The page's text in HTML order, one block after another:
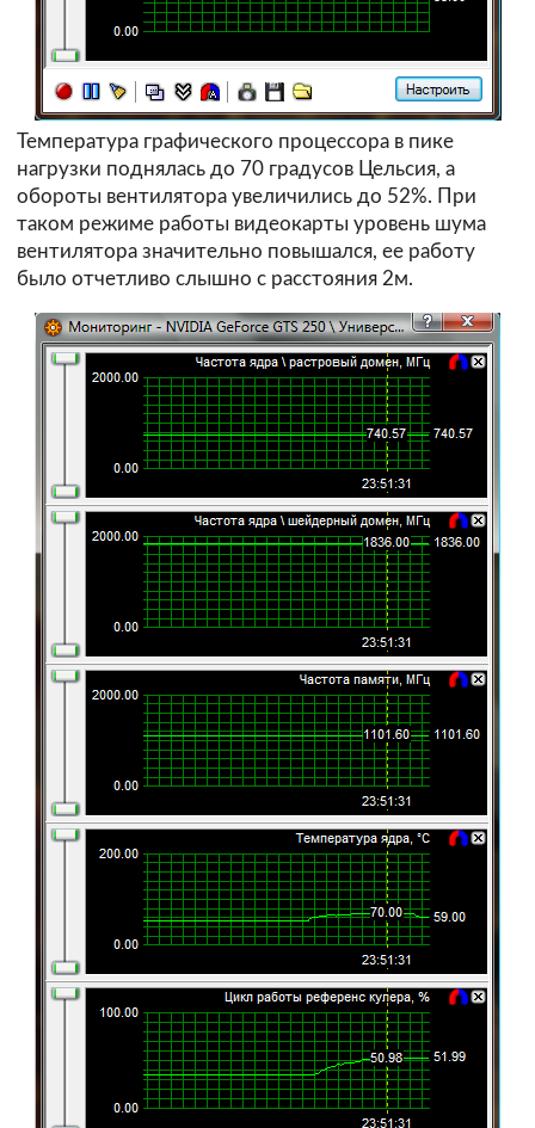
Температура графического процессора в пике
нагрузки поднялась до 70 градусов Цельсия, а
обороты вентилятора увеличились до 52%. При
таком режиме работы видеокарты уровень шума
вентилятора значительно повышался, ее работу
было отчетливо слышно с расстояния 2м.